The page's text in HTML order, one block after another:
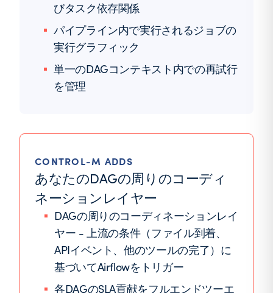
びタスク依存関係
パイプライン内で実行されるジョブの
実行グラフィック
単一のDAGコンテキスト内での再試行
を管理
CONTROL-M ADDS
あなたのDAGの周りのコーディ
ネーションレイヤー
DAGの周りのコーディネーションレイ
ヤー - 上流の条件（ファイル到着、
APIイベント、他のツールの完了）に
基づいてAirflowをトリガー
各DAGのSLA貢献をフルエンドツーエ